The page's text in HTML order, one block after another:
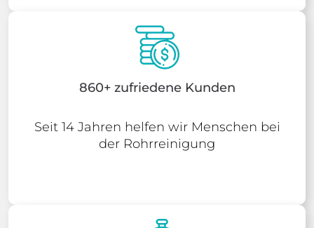
860+ zufriedene Kunden
Seit 14 Jahren helfen wir Menschen bei
der Rohrreinigung